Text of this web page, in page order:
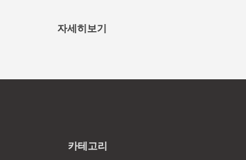
자세히보기
카테고리